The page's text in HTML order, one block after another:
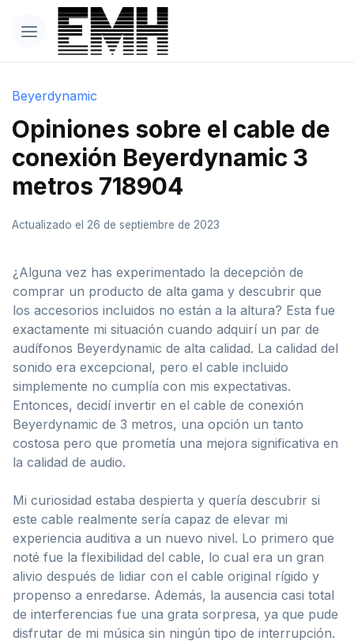
Beyerdynamic
Opiniones sobre el cable de
conexión Beyerdynamic 3
metros 718904
Actualizado el 26 de septiembre de 2023
¿Alguna vez has experimentado la decepción de
comprar un producto de alta gama y descubrir que
los accesorios incluidos no están a la altura? Esta fue
exactamente mi situación cuando adquirí un par de
audífonos Beyerdynamic de alta calidad. La calidad del
sonido era excepcional, pero el cable incluido
simplemente no cumplía con mis expectativas.
Entonces, decidí invertir en el cable de conexión
Beyerdynamic de 3 metros, una opción un tanto
costosa pero que prometía una mejora significativa en
la calidad de audio.
Mi curiosidad estaba despierta y quería descubrir si
este cable realmente sería capaz de elevar mi
experiencia auditiva a un nuevo nivel. Lo primero que
noté fue la flexibilidad del cable, lo cual era un gran
alivio después de lidiar con el cable original rígido y
propenso a enredarse. Además, la ausencia casi total
de interferencias fue una grata sorpresa, ya que pude
disfrutar de mi música sin ningún tipo de interrupción.